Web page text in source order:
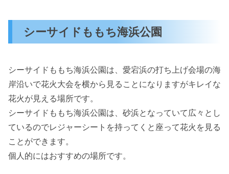
シーサイドももち海浜公園
シーサイドももち海浜公園は、愛宕浜の打ち上げ会場の海
岸沿いで花火大会を横から見ることになりますがキレイな
花火が見える場所です。
シーサイドももち海浜公園は、砂浜となっていて広々とし
ているのでレジャーシートを持ってくと座って花火を見る
ことができます。
個人的にはおすすめの場所です。